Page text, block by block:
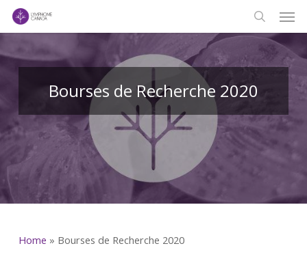
Skip
content
search
Bourses de Recherche 2020
Home » Bourses de Recherche 2020